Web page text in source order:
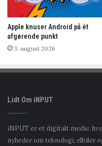
Apple knuser Android på ét
afgørende punkt
3. august 2026
Lidt Om iNPUT
iNPUT er et digitalt medie,
nyheder om teknologi, elbiler